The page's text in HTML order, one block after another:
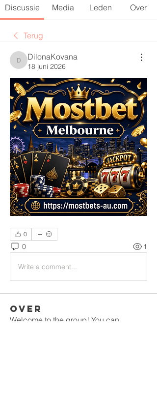
Discussie Media Leden Over
Terug
DilonaKovana
DilonaKovana
18 juni 2026
0
0 1
Write a comment...
Over
Welcome to the group! You can